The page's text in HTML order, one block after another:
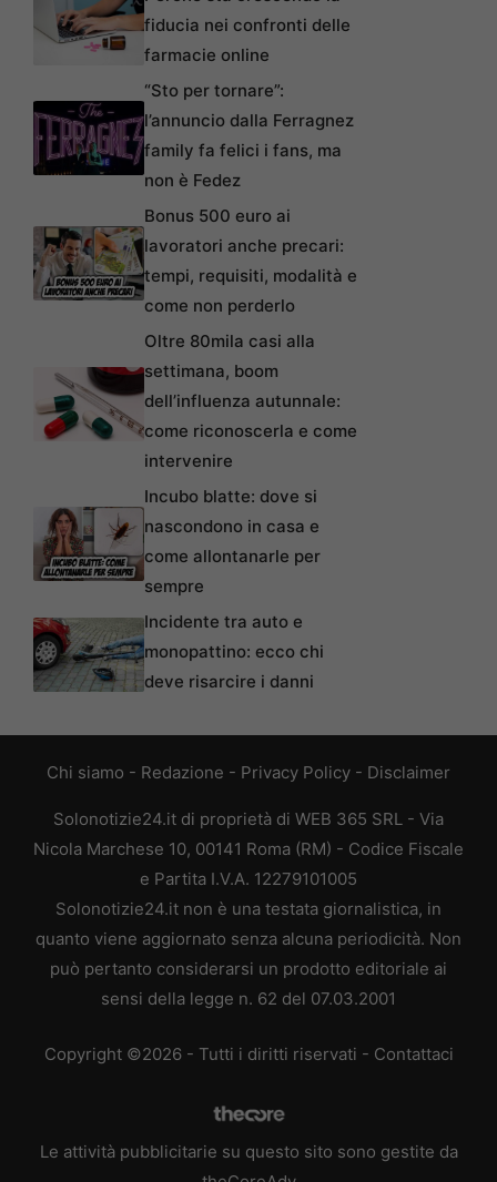
fiducia nei confronti delle
farmacie online
“Sto per tornare”:
l’annuncio dalla Ferragnez
family fa felici i fans, ma
non è Fedez
Bonus 500 euro ai
lavoratori anche precari:
tempi, requisiti, modalità e
come non perderlo
Oltre 80mila casi alla
settimana, boom
dell’influenza autunnale:
come riconoscerla e come
intervenire
Incubo blatte: dove si
nascondono in casa e
come allontanarle per
sempre
Incidente tra auto e
monopattino: ecco chi
deve risarcire i danni
Chi siamo - Redazione - Privacy Policy - Disclaimer
Solonotizie24.it di proprietà di WEB 365 SRL - Via
Nicola Marchese 10, 00141 Roma (RM) - Codice Fiscale
e Partita I.V.A. 12279101005
Solonotizie24.it non è una testata giornalistica, in
quanto viene aggiornato senza alcuna periodicità. Non
può pertanto considerarsi un prodotto editoriale ai
sensi della legge n. 62 del 07.03.2001
Copyright ©2026 - Tutti i diritti riservati - Contattaci
Le attività pubblicitarie su questo sito sono gestite da